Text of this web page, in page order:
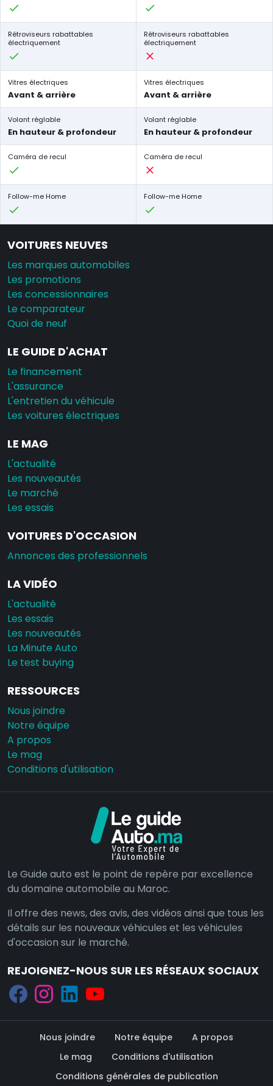
Rétroviseurs rabattables
électriquement
Rétroviseurs rabattables
électriquement
Vitres électriques
Avant & arrière
Vitres électriques
Avant & arrière
Volant réglable
En hauteur & profondeur
Volant réglable
En hauteur & profondeur
Caméra de recul Caméra de recul
Follow-me Home Follow-me Home
VOITURES NEUVES
Les marques automobiles
Les promotions
Les concessionnaires
Le comparateur
Quoi de neuf
LE GUIDE D'ACHAT
Le financement
L'assurance
L'entretien du véhicule
Les voitures électriques
LE MAG
L'actualité
Les nouveautés
Le marché
Les essais
VOITURES D'OCCASION
Annonces des professionnels
LA VIDÉO
L'actualité
Les essais
Les nouveautés
La Minute Auto
Le test buying
RESSOURCES
Nous joindre
Notre équipe
A propos
Le mag
Conditions d'utilisation
Le Guide auto est le point de repère par excellence
du domaine automobile au Maroc.
Il offre des news, des avis, des vidéos ainsi que tous les
détails sur les nouveaux véhicules et les véhicules
d'occasion sur le marché.
REJOIGNEZ-NOUS SUR LES RÉSEAUX SOCIAUX
Nous joindre Notre équipe
A propos
Le mag
Conditions d'utilisation
Conditions générales de publication